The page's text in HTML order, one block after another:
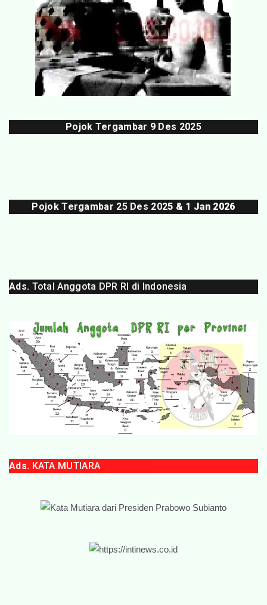
Pojok Tergambar 9 Des 2025
Pojok Tergambar 25 Des 2025 & 1 Jan 2026
Ads. Total Anggota DPR RI di Indonesia
Ads. KATA MUTIARA